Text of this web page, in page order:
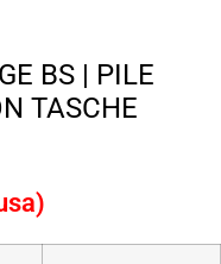
BS | PILE
TASCHE